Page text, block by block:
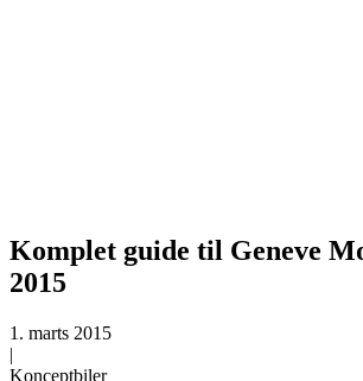
Komplet guide til Geneve
2015
1. marts 2015
|
Konceptbiler